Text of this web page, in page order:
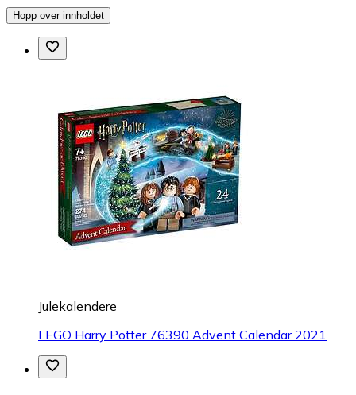
Hopp over innholdet
Julekalendere
LEGO Harry Potter 76390 Advent Calendar 2021